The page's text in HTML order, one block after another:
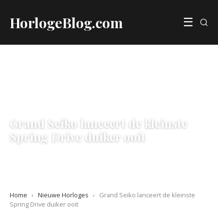
HorlogeBlog.com ☰
Grand Seiko lanceert de kleinste
Spring Drive duiker ooit
Home › Nieuwe Horloges ›
Grand Seiko lanceert de kleinste
Spring Drive duiker ooit